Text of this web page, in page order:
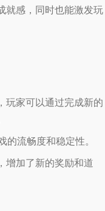
就感，同时也能激发玩
玩家可以通过完成新的
流畅度和稳定性。
增加了新的奖励和道